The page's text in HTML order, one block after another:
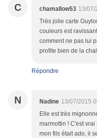
C chamallow53 13/07/
Très jolie carte
couleurs est
comment ne pas lui
profite bien de la
Répondre
N Nadine 13/07/2015
Elle est très
marmottin ! C'est
mon fils était ado, il